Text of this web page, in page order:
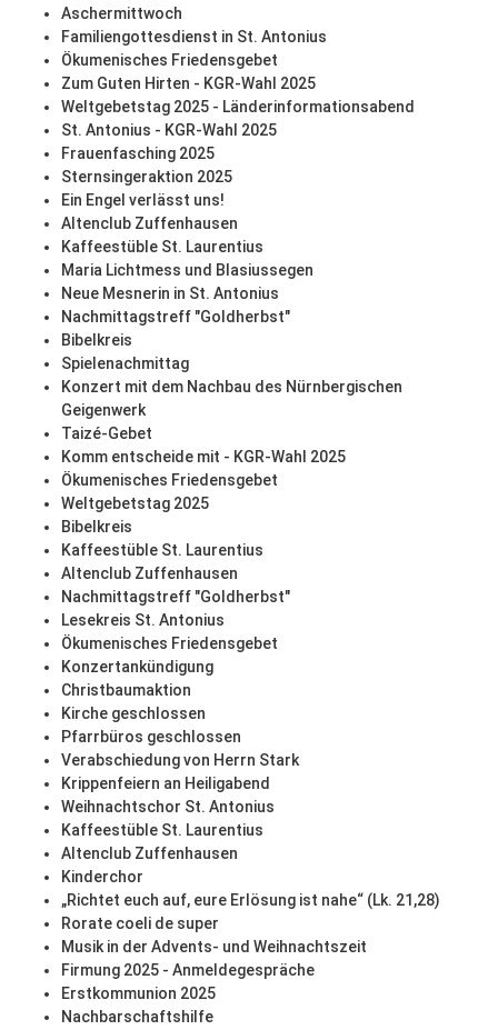
Aschermittwoch
Familiengottesdienst in St. Antonius
Ökumenisches Friedensgebet
Zum Guten Hirten - KGR-Wahl 2025
Weltgebetstag 2025 - Länderinformationsabend
St. Antonius - KGR-Wahl 2025
Frauenfasching 2025
Sternsingeraktion 2025
Ein Engel verlässt uns!
Altenclub Zuffenhausen
Kaffeestüble St. Laurentius
Maria Lichtmess und Blasiussegen
Neue Mesnerin in St. Antonius
Nachmittagstreff "Goldherbst"
Bibelkreis
Spielenachmittag
Konzert mit dem Nachbau des Nürnbergischen
Geigenwerk
Taizé-Gebet
Komm entscheide mit - KGR-Wahl 2025
Ökumenisches Friedensgebet
Weltgebetstag 2025
Bibelkreis
Kaffeestüble St. Laurentius
Altenclub Zuffenhausen
Nachmittagstreff "Goldherbst"
Lesekreis St. Antonius
Ökumenisches Friedensgebet
Konzertankündigung
Christbaumaktion
Kirche geschlossen
Pfarrbüros geschlossen
Verabschiedung von Herrn Stark
Krippenfeiern an Heiligabend
Weihnachtschor St. Antonius
Kaffeestüble St. Laurentius
Altenclub Zuffenhausen
Kinderchor
„Richtet euch auf, eure Erlösung ist nahe“ (Lk. 21,28)
Rorate coeli de super
Musik in der Advents- und Weihnachtszeit
Firmung 2025 - Anmeldegespräche
Erstkommunion 2025
Nachbarschaftshilfe